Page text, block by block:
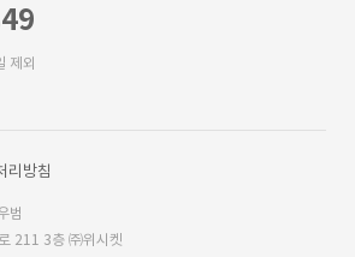
제외
리방침
범
211 3층 ㈜위시켓